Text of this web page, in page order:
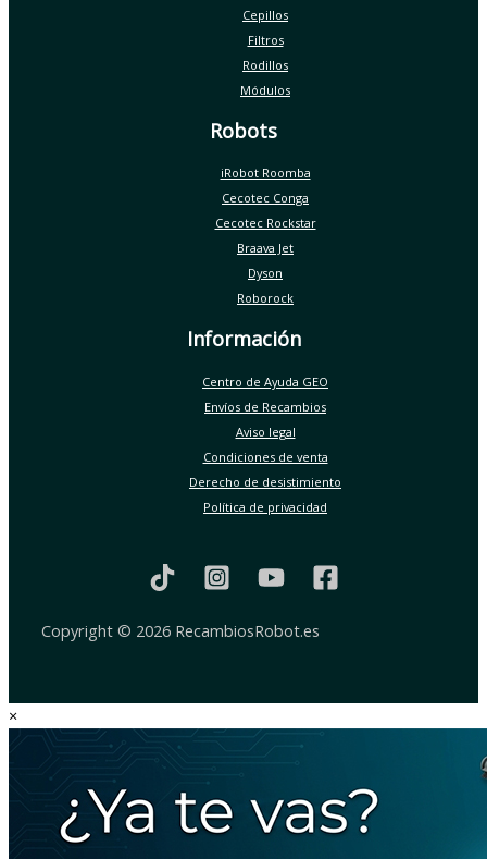
Cepillos
Filtros
Rodillos
Módulos
Robots
iRobot Roomba
Cecotec Conga
Cecotec Rockstar
Braava Jet
Dyson
Roborock
Información
Centro de Ayuda GEO
Envíos de Recambios
Aviso legal
Condiciones de venta
Derecho de desistimiento
Política de privacidad
Copyright © 2026 RecambiosRobot.es
×